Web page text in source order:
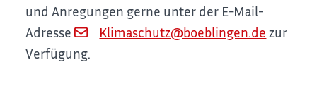
und Anregungen gerne unter der E-Mail-
Adresse
Klimaschutz@boeblingen.de zur
Verfügung.